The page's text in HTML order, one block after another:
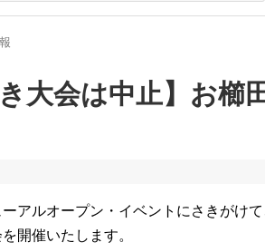
き大会は中止】お櫛
アルオープン・イベントにさきがけ
開催いたします。